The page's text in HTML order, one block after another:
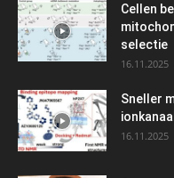
Cellen
selectie
16.11.2025
Sneller
16.11.2025